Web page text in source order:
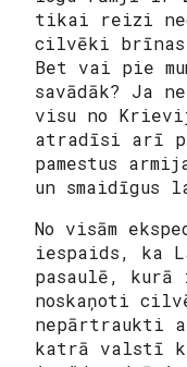
tikai reizi
cilvēki brīnas
Bet vai pie
savādāk? Ja
visu no
atradīsi arī
pamestus
un smaidīgus
No visām
iespaids, ka
pasaulē,
noskaņoti
nepārtraukti
katrā valstī